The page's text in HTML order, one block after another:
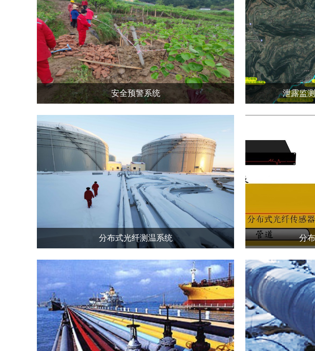
安全预警系统 泄露监
分布式光纤测温系统 分